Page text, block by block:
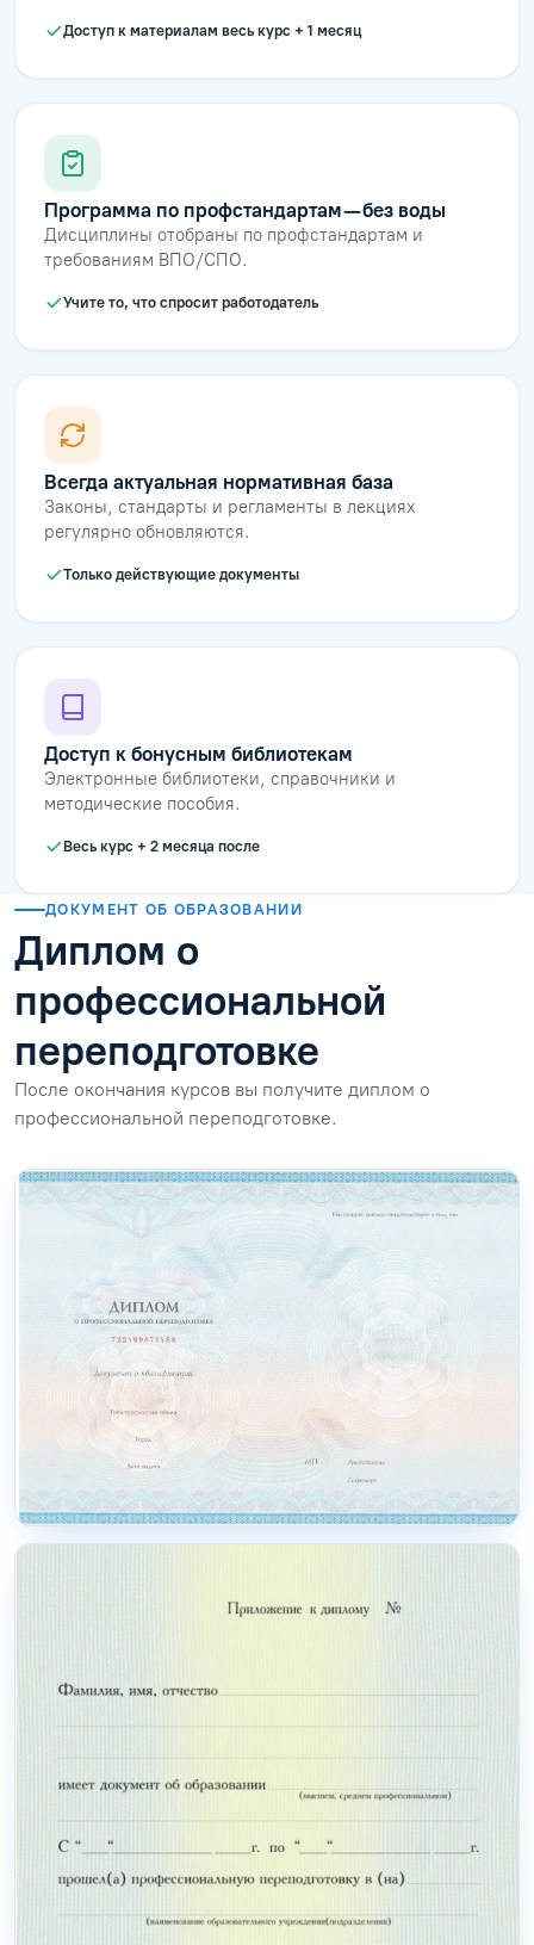
Доступ к материалам весь курс + 1 месяц
Программа по профстандартам — без воды
Дисциплины отобраны по профстандартам и
требованиям ВПО/СПО.
Учите то, что спросит работодатель
Всегда актуальная нормативная база
Законы, стандарты и регламенты в лекциях
регулярно обновляются.
Только действующие документы
Доступ к бонусным библиотекам
Электронные библиотеки, справочники и
методические пособия.
Весь курс + 2 месяца после
ДОКУМЕНТ ОБ ОБРАЗОВАНИИ
Диплом о
профессиональной
переподготовке
После окончания курсов вы получите диплом о
профессиональной переподготовке.